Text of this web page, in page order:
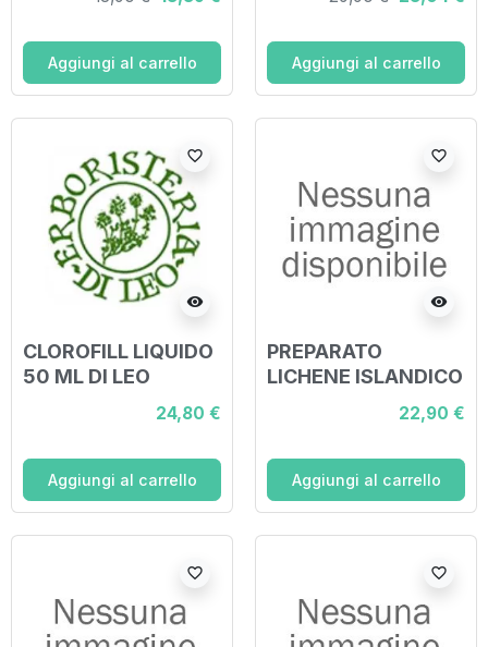
Aggiungi al carrello Aggiungi al carrello
visibility
favorite_border
CLOROFILL LIQUIDO
50 ML DI LEO
24,80 €
Aggiungi al carrello
visibility
favorite_border
PREPARATO
LICHENE ISLANDICO
COMPOSTO 150 ML
22,90 €
Aggiungi al carrello
favorite_border favorite_border